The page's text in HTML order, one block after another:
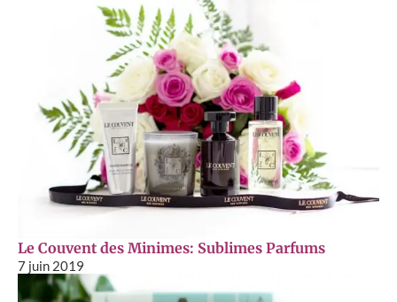
Le Couvent des Minimes: Sublimes Parfums
7 juin 2019